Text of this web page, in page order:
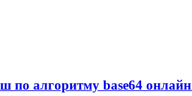
по алгоритму base64